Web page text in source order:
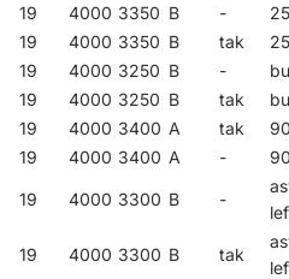
19
4000 3350 B -
19
4000 3350 B tak
19
4000 3250 B -
19
4000 3250 B tak
19
4000 3400 A tak 90
19
4000 3400 A - 90
19 4000 3300 B -
19 4000 3300 B tak